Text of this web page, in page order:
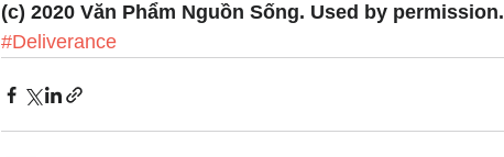
(c) 2020 Văn Phẩm Nguồn Sống. Used by permission.
#Deliverance